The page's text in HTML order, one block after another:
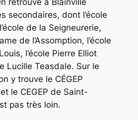
retrouve à Blainville
secondaires, dont l’école
de la Seigneurerie,
de l’Assomption, l’école
l’école Pierre Elliot
Lucille Teasdale. Sur le
y trouve le CÉGEP
le CEGEP de Saint-
pas très loin.